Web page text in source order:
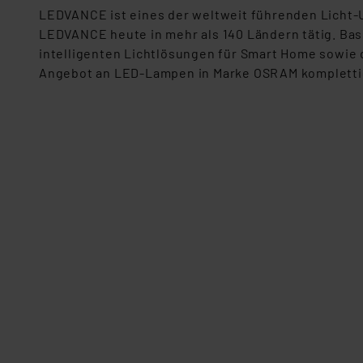
Für die USA besteht kein
Datenschutz nach EU-
Daten in
Unsere Kooperation mit
LEDVANCE ist eines der weltweit führenden
LEDVANCE heute in mehr als 140 Ländern tätig.
intelligenten Lichtlösungen für Smart Home
Angebot an LED-Lampen in Marke OSRAM